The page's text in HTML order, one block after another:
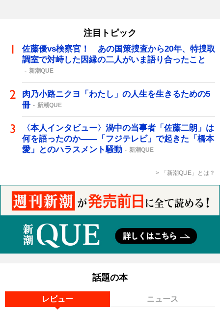
注目トピック
佐藤優vs検察官！ あの国策捜査から20年、特捜取
調室で対峙した因縁の二人がいま語り合ったこと
新潮QUE
肉乃小路ニクヨ「わたし」の人生を生きるための5
冊
新潮QUE
〈本人インタビュー〉渦中の当事者「佐藤二朗」は
何を語ったのか――「フジテレビ」で起きた「橋本
愛」とのハラスメント騒動
新潮QUE
「新潮QUE」とは？
話題の本
レビュー ニュース